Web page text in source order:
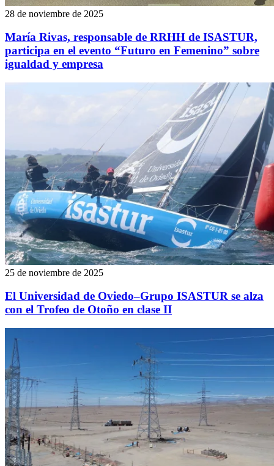
28 de noviembre de 2025
María Rivas, responsable de RRHH de ISASTUR,
participa en el evento “Futuro en Femenino” sobre
igualdad y empresa
25 de noviembre de 2025
El Universidad de Oviedo–Grupo ISASTUR se alza
con el Trofeo de Otoño en clase II